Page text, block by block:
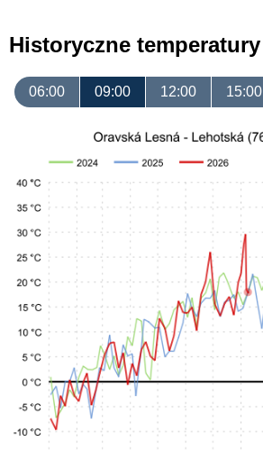
Historyczne temperatury
06:00 09:00 12:00 15:00